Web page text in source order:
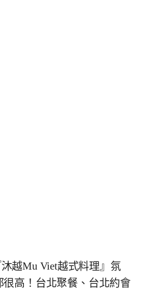
越Mu Viet越式料理』氛
很高！台北聚餐、台北約會